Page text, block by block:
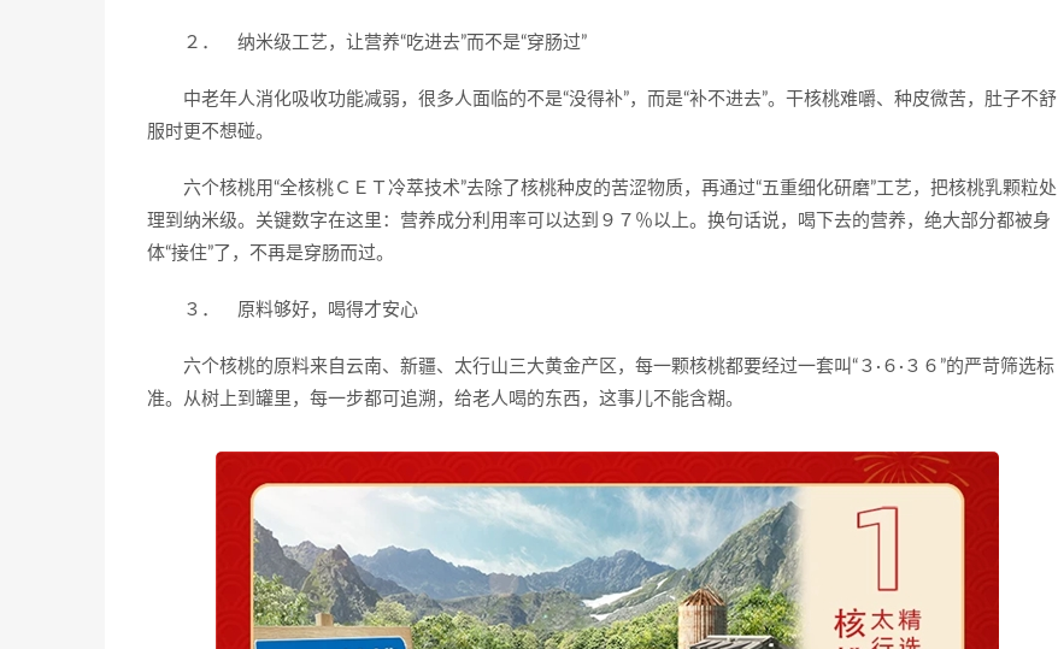
２． 纳米级工艺，让营养“吃进去”而不是“穿肠过”
中老年人消化吸收功能减弱，很多人面临的不是“没得补”，而是“补不进去”。干核桃难嚼、种皮微苦，肚子不舒
服时更不想碰。
六个核桃用“全核桃ＣＥＴ冷萃技术”去除了核桃种皮的苦涩物质，再通过“五重细化研磨”工艺，把核桃乳颗粒处
理到纳米级。关键数字在这里：营养成分利用率可以达到９７％以上。换句话说，喝下去的营养，绝大部分都被身
体“接住”了，不再是穿肠而过。
３． 原料够好，喝得才安心
六个核桃的原料来自云南、新疆、太行山三大黄金产区，每一颗核桃都要经过一套叫“３·６·３６”的严苛筛选标
准。从树上到罐里，每一步都可追溯，给老人喝的东西，这事儿不能含糊。